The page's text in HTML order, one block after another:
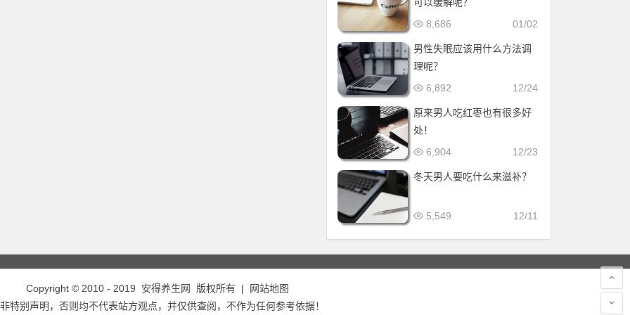
01/02
8,686
男性失眠应该用什么方法调
理呢？
12/24
6,892
原来男人吃红枣也有很多好
处！
12/23
6,904
冬天男人要吃什么来滋补？
12/11
5,549
Copyright © 2010 - 2019 安得养生网 版权所有 |
网站地图
特别声明，否则均不代表站方观点，并仅供查阅，不作为任何参考依据！